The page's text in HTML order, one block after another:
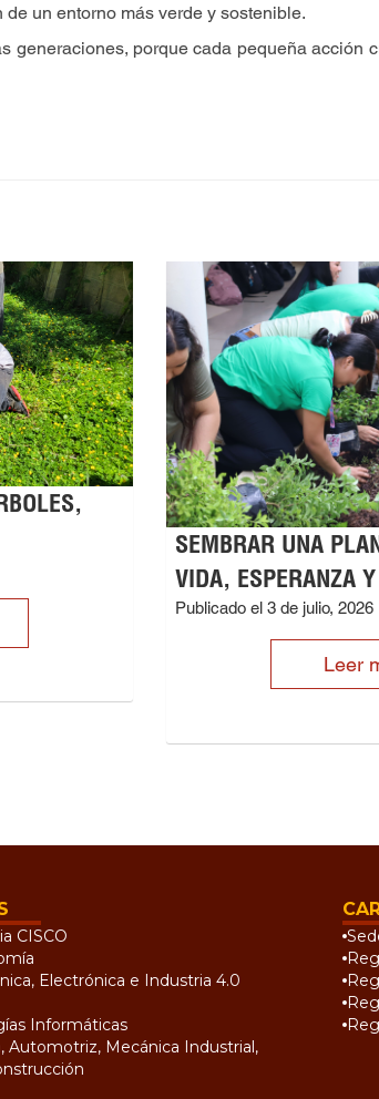
un entorno más verde y sostenible.
porque cada pequeña acción
SEMBRAR UNA
VIDA, ESPERANZA
Publicado el 3 de julio, 2026
Leer
CISCO
Electrónica e Industria 4.0
Informáticas
Automotriz, Mecánica Industrial,